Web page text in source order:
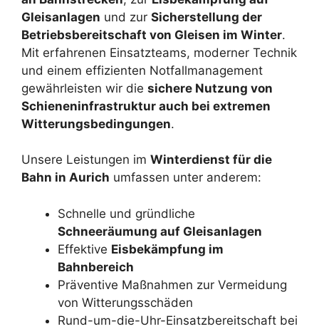
Gleisanlagen und zur Sicherstellung der
Betriebsbereitschaft von Gleisen im Winter.
Mit erfahrenen Einsatzteams, moderner Technik
und einem effizienten Notfallmanagement
gewährleisten wir die sichere Nutzung von
Schieneninfrastruktur auch bei extremen
Witterungsbedingungen.
Unsere Leistungen im Winterdienst für die
Bahn in Aurich umfassen unter anderem:
Schnelle und gründliche
Schneeräumung auf Gleisanlagen
Effektive Eisbekämpfung im
Bahnbereich
Präventive Maßnahmen zur Vermeidung
von Witterungsschäden
Rund-um-die-Uhr-Einsatzbereitschaft bei